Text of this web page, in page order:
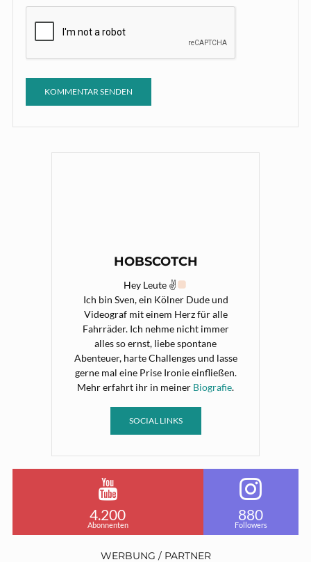
HOBSCOTCH
Hey Leute ✌
Ich bin Sven, ein Kölner Dude und
Videograf mit einem Herz für alle
Fahrräder. Ich nehme nicht immer
alles so ernst, liebe spontane
Abenteuer, harte Challenges und lasse
gerne mal eine Prise Ironie einfließen.
Mehr erfahrt ihr in meiner Biografie.
SOCIAL LINKS
4.200
Abonnenten
880
Followers
WERBUNG / PARTNER